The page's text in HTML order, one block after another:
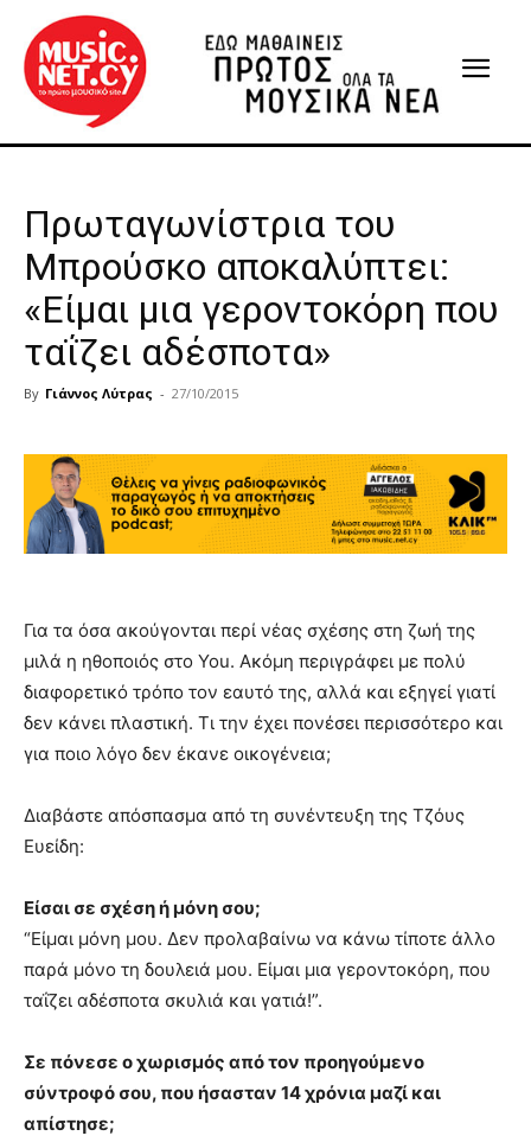
Πρωταγωνίστρια του
Μπρούσκο αποκαλύπτει:
«Είμαι μια γεροντοκόρη που
ταΐζει αδέσποτα»
By Γιάννος Λύτρας - 27/10/2015
Για τα όσα ακούγονται περί νέας σχέσης στη ζωή της
μιλά η ηθοποιός στο You. Ακόμη περιγράφει με πολύ
διαφορετικό τρόπο τον εαυτό της, αλλά και εξηγεί γιατί
δεν κάνει πλαστική. Τι την έχει πονέσει περισσότερο και
για ποιο λόγο δεν έκανε οικογένεια;
Διαβάστε απόσπασμα από τη συνέντευξη της Τζόυς
Ευείδη:
Είσαι σε σχέση ή μόνη σου;
“Είμαι μόνη μου. Δεν προλαβαίνω να κάνω τίποτε άλλο
παρά μόνο τη δουλειά μου. Είμαι μια γεροντοκόρη, που
ταΐζει αδέσποτα σκυλιά και γατιά!”.
Σε πόνεσε ο χωρισμός από τον προηγούμενο
σύντροφό σου, που ήσασταν 14 χρόνια μαζί και
απίστησε;